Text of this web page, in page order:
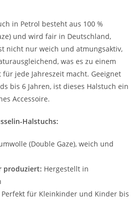
in Petrol besteht aus 100 %
und wird fair in Deutschland,
nicht nur weich und atmungsaktiv,
was es zu einem
jede Jahreszeit macht. Geeignet
bis 6 Jahren, ist dieses Halstuch ein
Accessoire.
Halstuchs:
(Double Gaze), weich und
produziert: Hergestellt in
Perfekt für Kleinkinder und Kinder bis